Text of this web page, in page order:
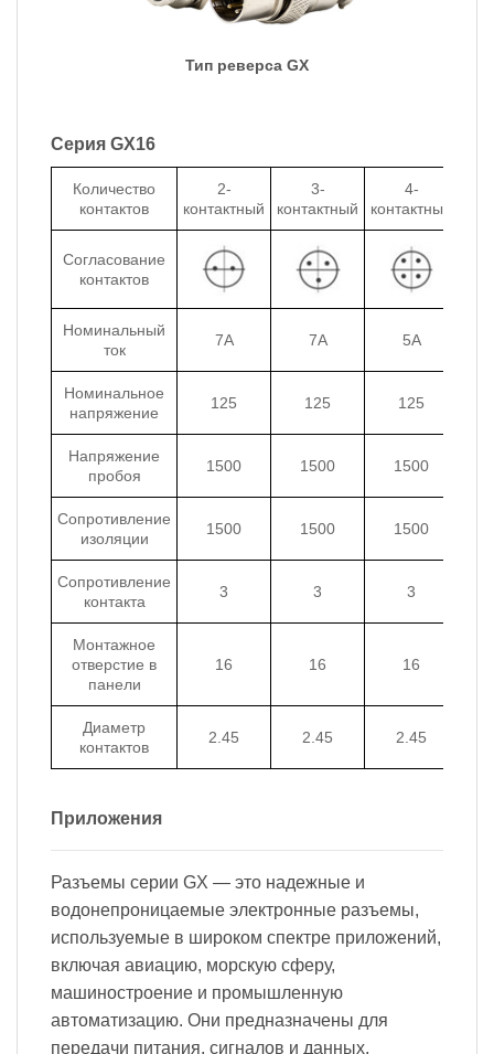
Тип реверса GX
Серия GX16
Количество
контактов
2-
контактный
3-
контактный
4-
контактный
Согласование
контактов
Номинальный
ток
7A 7A 5A
Номинальное
напряжение
125 125 125
Напряжение
пробоя
1500 1500 1500
Сопротивление
изоляции
1500 1500 1500
Сопротивление
контакта
3 3 3
Монтажное
отверстие в
панели
16 16 16
Диаметр
контактов
2.45 2.45 2.45
Приложения
Разъемы серии GX — это надежные и
водонепроницаемые электронные разъемы,
используемые в широком спектре приложений,
включая авиацию, морскую сферу,
машиностроение и промышленную
автоматизацию. Они предназначены для
передачи питания, сигналов и данных,